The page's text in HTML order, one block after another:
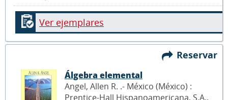
Ver ejemplares
Reservar
Álgebra elemental
Angel, Allen R. .- México (México) :
Prentice-Hall Hispanoamericana, S.A.,